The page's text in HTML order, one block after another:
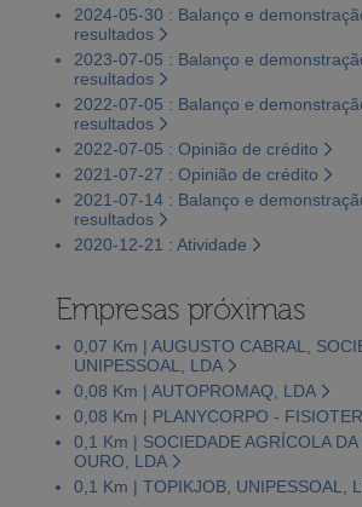
2024-05-30 : Balanço e
resultados
2023-07-05 : Balanço e
resultados
2022-07-05 : Balanço e
resultados
2022-07-05 : Opinião de crédito
2021-07-27 : Opinião de crédito
2021-07-14 : Balanço e
resultados
2020-12-21 : Atividade
Empresas próximas
0,07 Km | AUGUSTO CABRAL,
UNIPESSOAL, LDA
0,08 Km | AUTOPROMAQ, LDA
0,08 Km | PLANYCORPO -
0,1 Km | SOCIEDADE AGRÍCOLA
OURO, LDA
0,1 Km | TOPIKJOB, UNIPESSOAL,